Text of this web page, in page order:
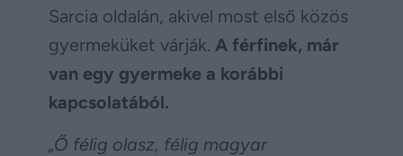
Sarcia oldalán, akivel most első közös
gyermeküket várják. A férfinek, már
van egy gyermeke a korábbi
kapcsolatából.
„Ő félig olasz, félig magyar